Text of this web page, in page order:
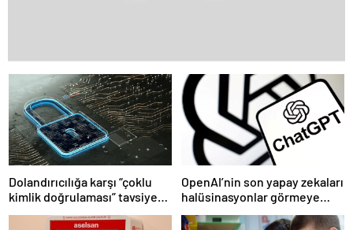
Dolandırıcılığa karşı “çoklu
kimlik doğrulaması” tavsiye
ediliyor
OpenAI’nin son yapay zekaları
halüsinasyonlar görmeye
başladı